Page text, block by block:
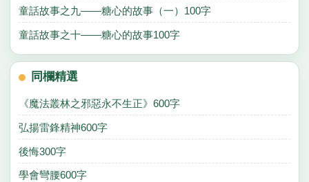
童話故事之九——糖心的故事（一）100字
童話故事之十——糖心的故事100字
同欄精選
《魔法叢林之邪惡永不生正》600字
弘揚雷鋒精神600字
後悔300字
學會彎腰600字